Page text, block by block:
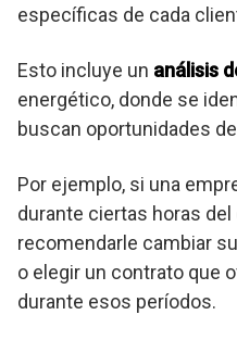
específicas de cada
Esto incluye un análisis
energético, donde se
buscan oportunidades
Por ejemplo, si una
durante ciertas horas del
recomendarle cambiar
o elegir un contrato que
durante esos períodos.